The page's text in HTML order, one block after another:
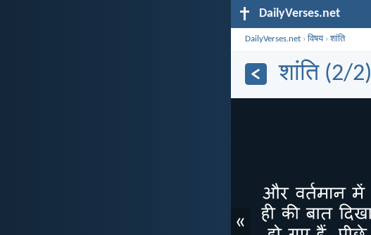
DailyVerses.net
DailyVerses.net ›विषय›शांति
शांति (2/2)
«